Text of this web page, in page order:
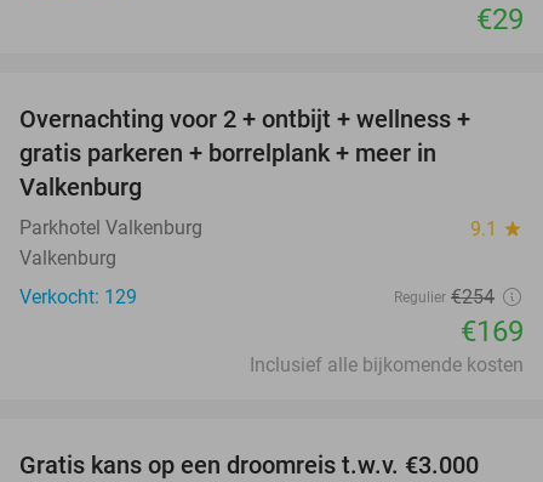
€29
33%
Overnachting voor 2 + ontbijt + wellness +
gratis parkeren + borrelplank + meer in
Valkenburg
Parkhotel Valkenburg 9.1 star
Valkenburg
Verkocht: 129
Regulier €254
€169
Inclusief alle bijkomende kosten
Gratis kans op een droomreis t.w.v. €3.000